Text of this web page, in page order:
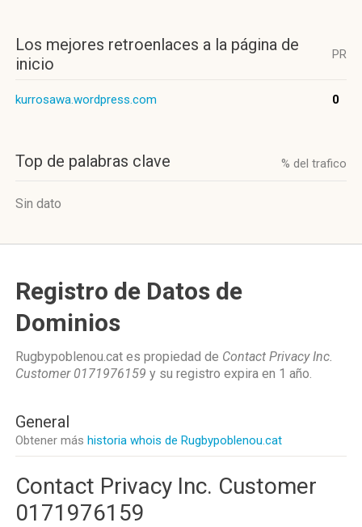
Los mejores retroenlaces a la página de
inicio
PR
kurrosawa.wordpress.com 0
Top de palabras clave % del trafico
Sin dato
Registro de Datos de
Dominios
Rugbypoblenou.cat es propiedad de Contact Privacy Inc.
Customer 0171976159 y su registro expira en 1 año.
General
Obtener más historia whois de Rugbypoblenou.cat
Contact Privacy Inc. Customer
0171976159